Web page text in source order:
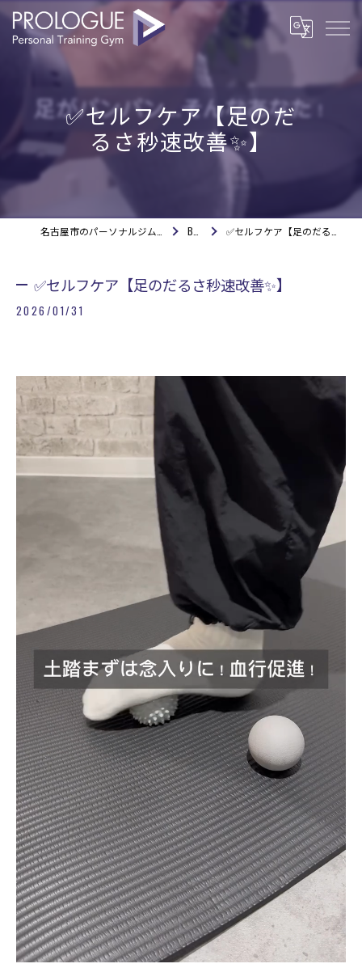
✅セルフケア【足のだ
るさ秒速改善✨】
BLOG ✅セルフケア【足のだるさ秒速改善✨】
✅セルフケア【足のだるさ秒速改善✨】
2026/01/31